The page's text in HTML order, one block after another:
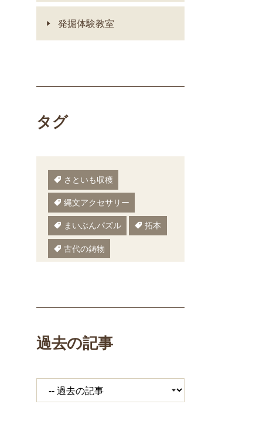
発掘体験教室
タグ
さといも収穫
縄文アクセサリー
まいぶんパズル 拓本
古代の鋳物
縄文鍋 いしかわ埋文
体験工房
過去の記事